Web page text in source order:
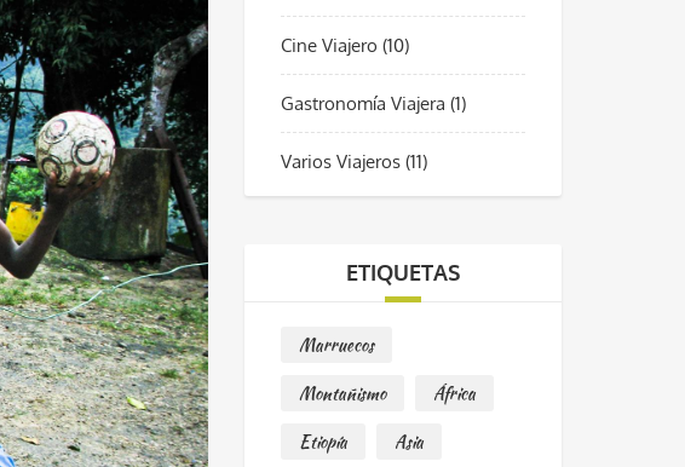
Cine Viajero (10)
Gastronomía Viajera (1)
Varios Viajeros(11)
ETIQUETAS
Marruecos
Montañismo
África
Etiopía
Asia